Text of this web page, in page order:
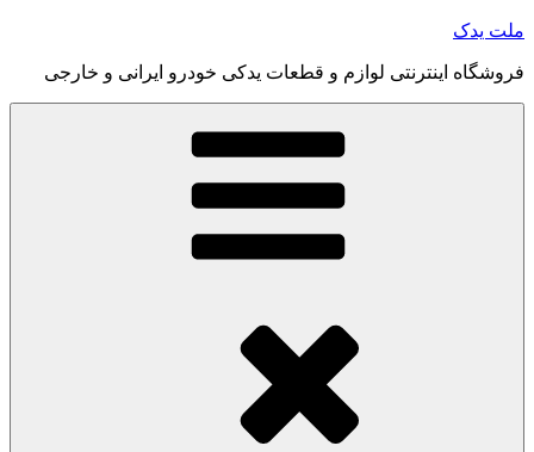
رفتن
محتوا
ملت یدک
فروشگاه اینترنتی لوازم و قطعات یدکی خودرو ایرانی و خارجی